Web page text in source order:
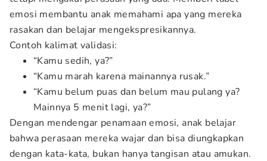
emosi membantu anak memahami apa yang mereka
rasakan dan belajar mengekspresikannya.
Contoh kalimat validasi:
“Kamu sedih, ya?”
“Kamu marah karena mainannya rusak.”
“Kamu belum puas dan belum mau pulang ya?
Mainnya 5 menit lagi, ya?”
Dengan mendengar penamaan emosi, anak belajar
bahwa perasaan mereka wajar dan bisa diungkapkan
dengan kata-kata, bukan hanya tangisan atau amukan.